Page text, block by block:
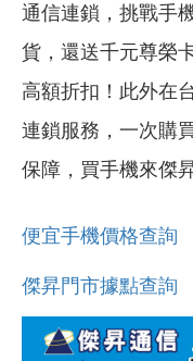
通信連鎖，挑戰手
貨，還送千元尊榮
高額折扣！此外在
連鎖服務，一次購
保障，買手機來傑
便宜手機價格查詢
傑昇門市據點查詢